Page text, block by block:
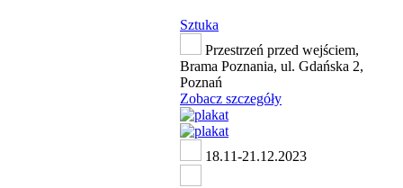
Sztuka
Przestrzeń przed wejściem,
Brama Poznania, ul. Gdańska 2,
Poznań
Zobacz szczegóły
18.11-21.12.2023